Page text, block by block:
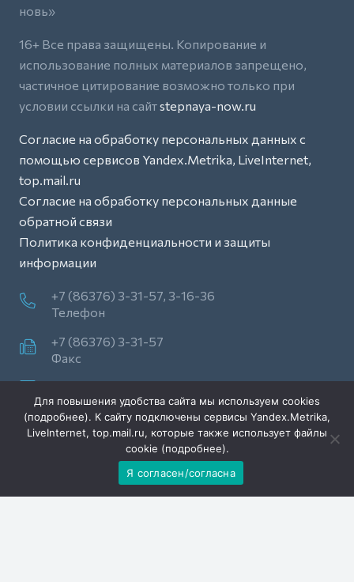
новь»
16+ Все права защищены. Копирование и
использование полных материалов запрещено,
частичное цитирование возможно только при
условии ссылки на сайтstepnaya-now.ru
Согласие на обработку персональных данных с
помощью сервисов Yandex.Metrika, LiveInternet,
top.mail.ru
Согласие на обработку персональных данные
обратной связи
Политика конфиденциальности и защиты
информации
+7 (86376) 3-31-57, 3-16-36
Телефон
+7 (86376) 3-31-57
Факс
п. Зимовники ул. Ленина, 99
347460, Ростовская обл.
Для повышения удобства сайта мы используем cookies
(подробнее). К сайту подключены сервисы Yandex.Metrika,
LiveInternet, top.mail.ru, которые также использует файлы
cookie (подробнее).
Я согласен/согласна